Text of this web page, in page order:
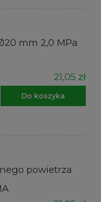
mm 2,0 MPa
21,05 zł
Do koszyka
powietrza